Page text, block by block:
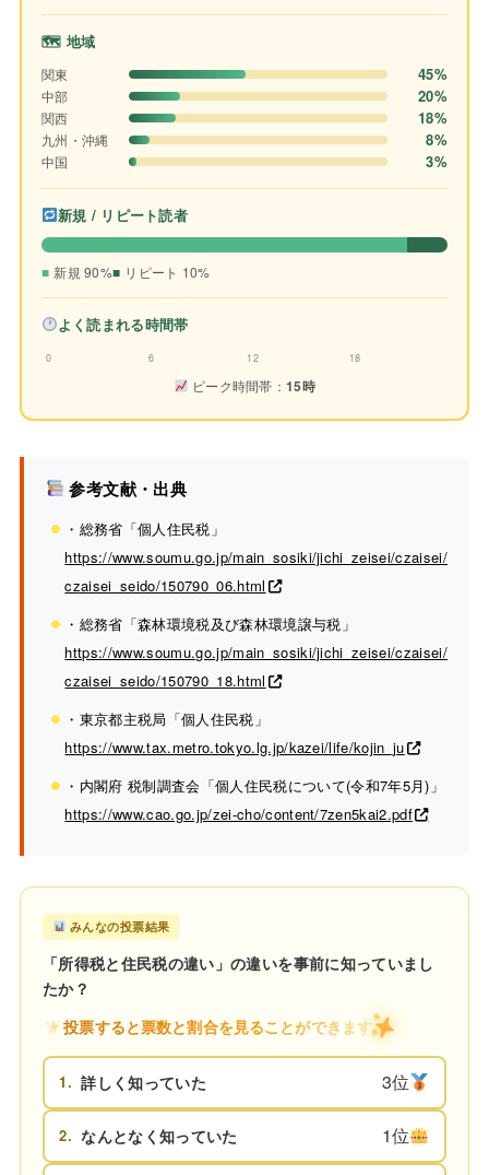
🗺 地域
関東 45%
中部 20%
関西 18%
九州・沖縄 8%
中国 3%
新規 / リピート読者
新規 90% リピート 10%
よく読まれる時間帯
0 6 12 18
ピーク時間帯：15時
参考文献・出典
・総務省「個人住民税」
https://www.soumu.go.jp/main_sosiki/jichi_zeisei/czaisei/
czaisei_seido/150790_06.html
・総務省「森林環境税及び森林環境譲与税」
https://www.soumu.go.jp/main_sosiki/jichi_zeisei/czaisei/
czaisei_seido/150790_18.html
・東京都主税局「個人住民税」
https://www.tax.metro.tokyo.lg.jp/kazei/life/kojin_ju
・内閣府 税制調査会「個人住民税について(令和7年5月)」
https://www.cao.go.jp/zei-cho/content/7zen5kai2.pdf
みんなの投票結果
「所得税と住民税の違い」の違いを事前に知っていまし
たか？
投票すると票数と割合を見ることができます
1. 詳しく知っていた 3位
2. なんとなく知っていた 1位